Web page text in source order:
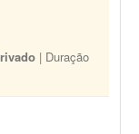
| Duração